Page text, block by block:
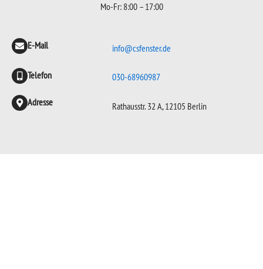
Mo-Fr: 8:00 – 17:00
E-Mail
Telefon
Adresse
info@csfenster.de
030-68960987
Rathausstr. 32 A, 12105 Berlin